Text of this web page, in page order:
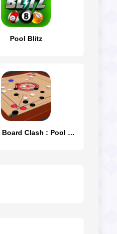
Pool Blitz
Carrom Board Clash : Pool game